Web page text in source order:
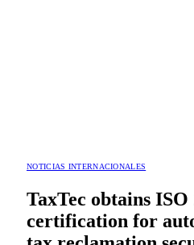
NOTICIAS INTERNACIONALES
TaxTec obtains ISO
certification for